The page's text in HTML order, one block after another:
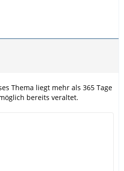
Thema liegt mehr als 365 Tage
bereits veraltet.